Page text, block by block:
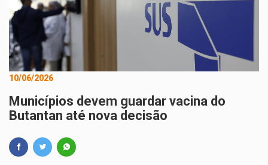
10/06/2026
Municípios devem guardar vacina do
Butantan até nova decisão